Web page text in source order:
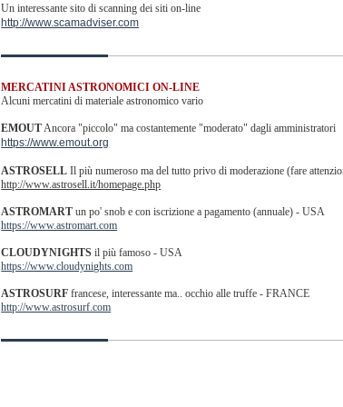
Un interessante sito di scanning dei siti on-line
http://www.scamadviser.com
MERCATINI ASTRONOMICI ON-LINE
Alcuni mercatini di materiale astronomico vario
EMOUT Ancora "piccolo" ma costantemente "moderato" dagli amministratori
https://www.emout.org
ASTROSELL Il più numeroso ma del tutto privo di moderazione (fare
http://www.astrosell.it/homepage.php
ASTROMART un po' snob e con iscrizione a pagamento (annuale) - USA
https://www.astromart.com
CLOUDYNIGHTS il più famoso - USA
https://www.cloudynights.com
ASTROSURF francese, interessante ma.. occhio alle truffe - FRANCE
http://www.astrosurf.com